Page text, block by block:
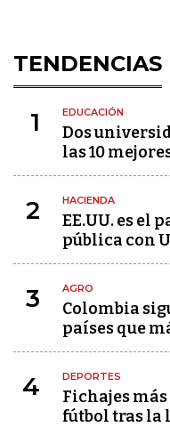
TENDENCIAS
1 EDUCACIÓN
Dos
las 10
2 HACIENDA
EE.UU. es el
pública con
3 AGRO
Colombia
países que
4 DEPORTES
Fichajes
fútbol tras la